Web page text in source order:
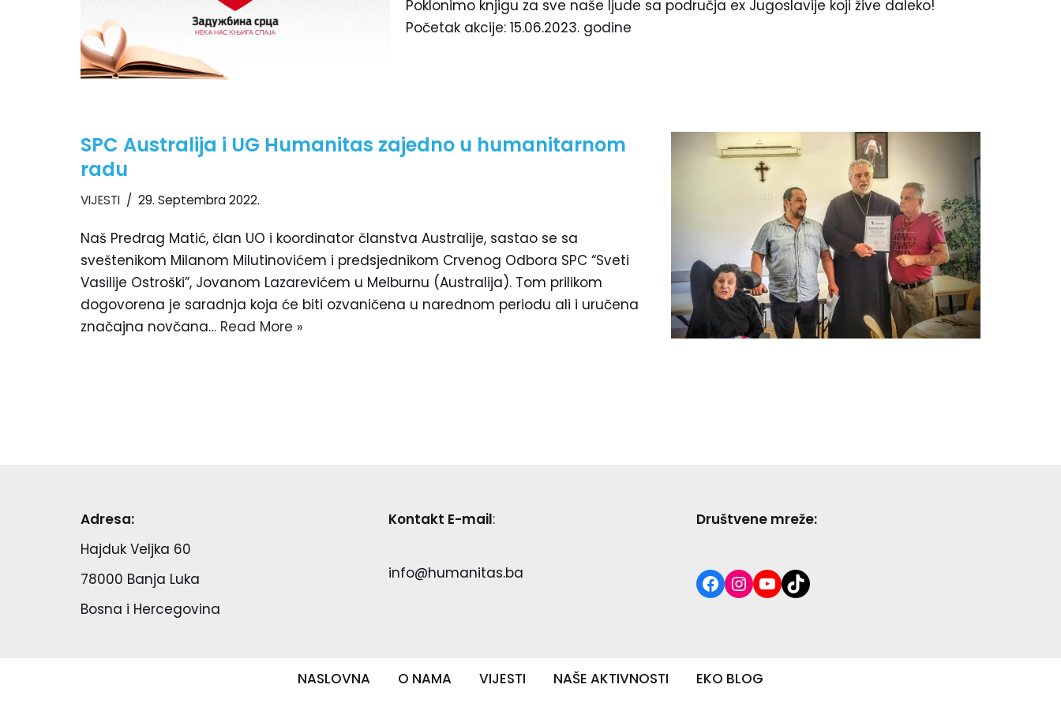
Poklonimo knjigu za sve naše ljude sa područja ex Jugoslavije koji žive daleko!
Početak akcije: 15.06.2023. godine
SPC Australija i UG Humanitas zajedno u humanitarnom
radu
VIJESTI 29. Septembra 2022.
Naš Predrag Matić, član UO i koordinator članstva Australije, sastao se sa
sveštenikom Milanom Milutinovićem i predsjednikom Crvenog Odbora SPC “Sveti
Vasilije Ostroški”, Jovanom Lazarevićem u Melburnu (Australija). Tom prilikom
dogovorena je saradnja koja će biti ozvaničena u narednom periodu ali i uručena
značajna novčana… Read More »
Adresa:
Hajduk Veljka 60
78000 Banja Luka
Bosna i Hercegovina
Kontakt E-mail:
info@humanitas.ba
Društvene mreže:
NASLOVNA O NAMA VIJESTI NAŠE AKTIVNOSTI EKO BLOG